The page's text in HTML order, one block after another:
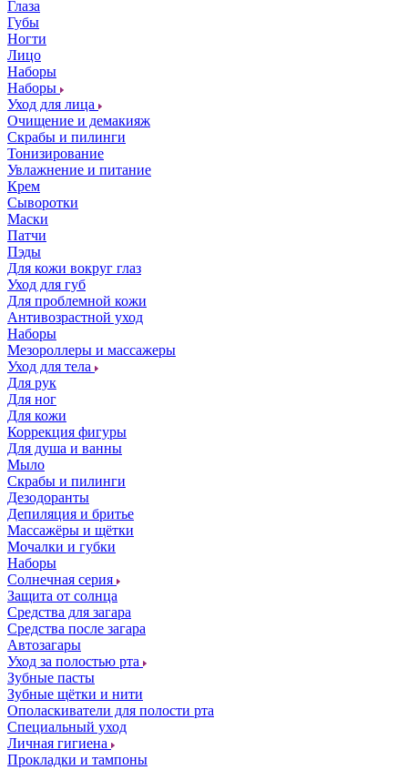
Глаза
Губы
Ногти
Лицо
Наборы
Наборы
Уход для лица
Очищение и демакияж
Скрабы и пилинги
Тонизирование
Увлажнение и питание
Крем
Сыворотки
Маски
Патчи
Пэды
Для кожи вокруг глаз
Уход для губ
Для проблемной кожи
Антивозрастной уход
Наборы
Мезороллеры и массажеры
Уход для тела
Для рук
Для ног
Для кожи
Коррекция фигуры
Для душа и ванны
Мыло
Скрабы и пилинги
Дезодоранты
Депиляция и бритье
Массажёры и щётки
Мочалки и губки
Наборы
Солнечная серия
Защита от солнца
Средства для загара
Средства после загара
Автозагары
Уход за полостью рта
Зубные пасты
Зубные щётки и нити
Ополаскиватели для полости рта
Специальный уход
Личная гигиена
Прокладки и тампоны